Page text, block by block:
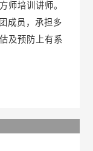
师培训讲师。
成员，承担多
及预防上有系